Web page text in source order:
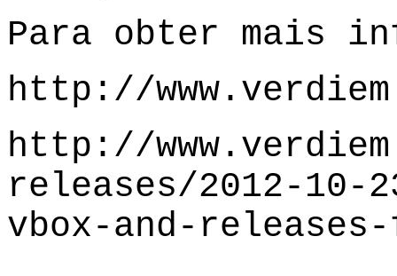
Para obter mais
http://
http://
releases/2012-10-
vbox-and-